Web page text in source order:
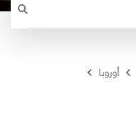
أوروبا